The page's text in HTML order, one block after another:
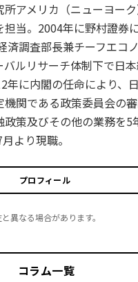
所アメリカ（ニューヨー
担当。2004年に野村證券
済調査部長兼チーフエコ
バルリサーチ体制下で日
年に内閣の任命により、
機関である政策委員会の
政策及びその他の業務を5
より現職。
プロフィール
異なる場合があります。
コラム一覧